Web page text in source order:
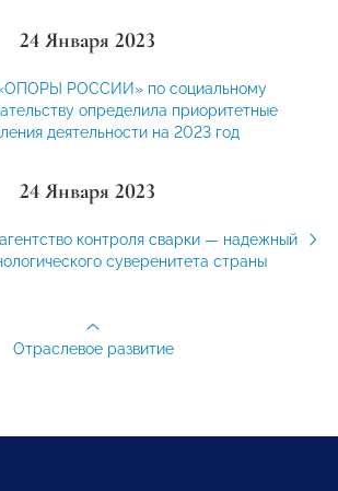
24 Января 2023
РОССИИ» по социальному
определила приоритетные
деятельности на 2023 год
24 Января 2023
контроля сварки — надежный
суверенитета страны
Отраслевое развитие